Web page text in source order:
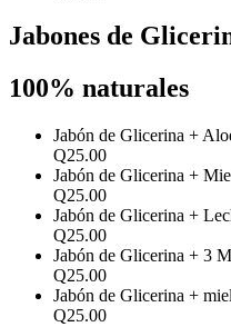
Jabones de
100% naturales
Jabón de Glicerina +
Q25.00
Jabón de Glicerina +
Q25.00
Jabón de Glicerina +
Q25.00
Jabón de Glicerina + 3
Q25.00
Jabón de Glicerina +
Q25.00